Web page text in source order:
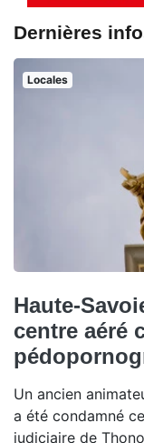
Dernières
Locales
Haute-
centre aéré
Un ancien
a été condamné
judiciaire de